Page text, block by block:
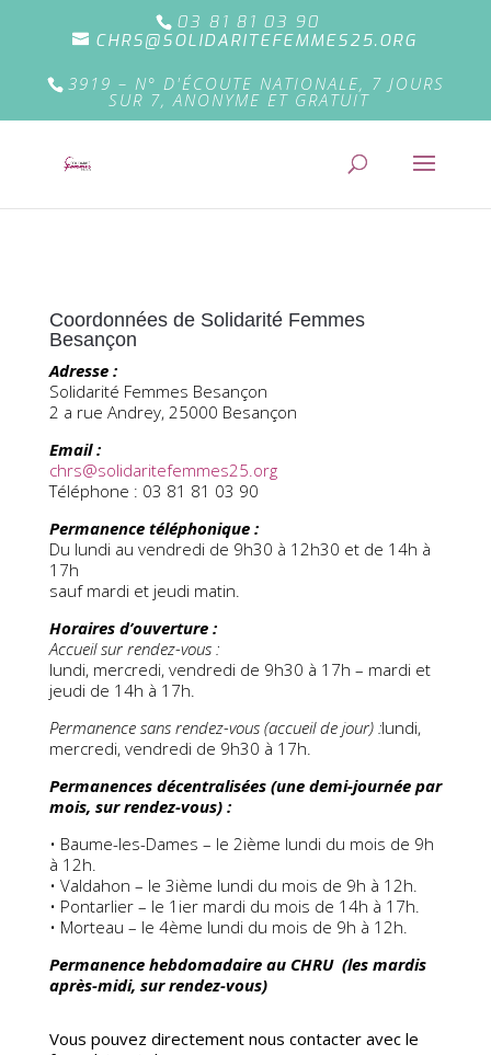
03 81 81 03 90
CHRS@SOLIDARITEFEMMES25.ORG
3919 – N° D'ÉCOUTE NATIONALE, 7 JOURS
SUR 7, ANONYME ET GRATUIT
Coordonnées de Solidarité Femmes
Besançon
Adresse :
Solidarité Femmes Besançon
2 a rue Andrey, 25000 Besançon
Email :
chrs@solidaritefemmes25.org
Téléphone : 03 81 81 03 90
Permanence téléphonique :
Du lundi au vendredi de 9h30 à 12h30 et de 14h à
17h
sauf mardi et jeudi matin.
Horaires d’ouverture :
Accueil sur rendez-vous :
lundi, mercredi, vendredi de 9h30 à 17h – mardi et
jeudi de 14h à 17h.
Permanence sans rendez-vous (accueil de jour) :lundi,
mercredi, vendredi de 9h30 à 17h.
Permanences décentralisées (une demi-journée par
mois, sur rendez-vous) :
• Baume-les-Dames – le 2ième lundi du mois de 9h
à 12h.
• Valdahon – le 3ième lundi du mois de 9h à 12h.
• Pontarlier – le 1ier mardi du mois de 14h à 17h.
• Morteau – le 4ème lundi du mois de 9h à 12h.
Permanence hebdomadaire au CHRU (les mardis
après-midi, sur rendez-vous)
Vous pouvez directement nous contacter avec le